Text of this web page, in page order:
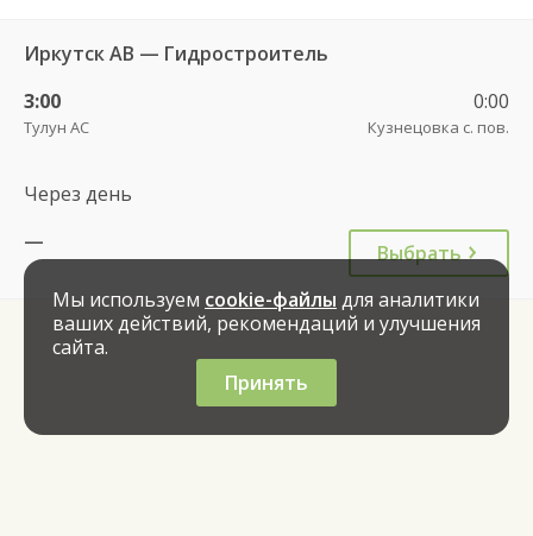
Иркутск АВ — Гидростроитель
3:00
Тулун АС
0:00
Кузнецовка с. пов.
Через день
—
Выбрать
Мы используем cookie-файлы для аналитики
ваших действий, рекомендаций и улучшения
сайта.
Принять